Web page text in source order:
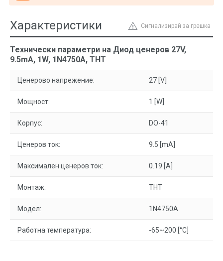
Сигнализирай за грешка
Характеристики
Технически параметри на Диод ценеров 27V,
9.5mA, 1W, 1N4750A, THT
Ценерово напрежение: 27 [V]
Мощност: 1 [W]
Корпус: DO-41
Ценеров ток: 9.5 [mA]
Максимален ценеров ток: 0.19 [A]
Монтаж: THT
Модел: 1N4750A
Работна температура: -65~200 [°C]